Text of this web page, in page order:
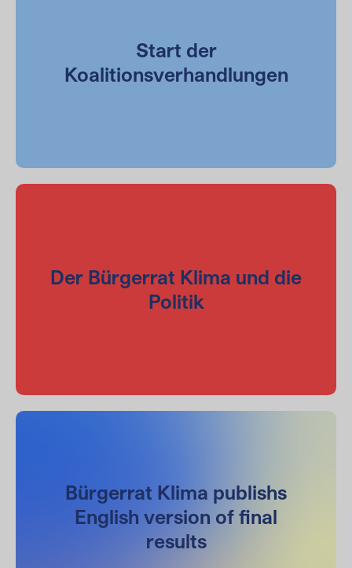
Start der
Koalitionsverhandlungen
Der Bürgerrat Klima und die
Politik
Bürgerrat Klima publishs
English version of final
results